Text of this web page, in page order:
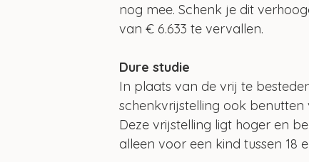
nog mee. Schenk je dit
van € 6.633 te vervallen.
Dure studie
In plaats van de vrij te
schenkvrijstelling ook
Deze vrijstelling ligt hoger en
alleen voor een kind tussen 18